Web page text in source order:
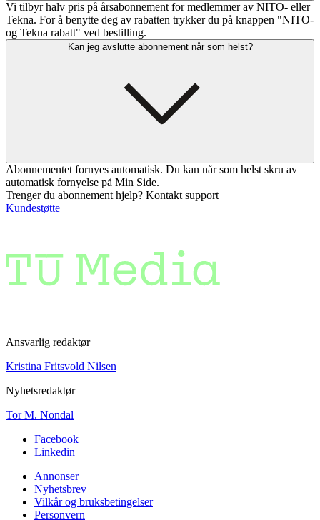
Vi tilbyr halv pris på årsabonnement for medlemmer av NITO- eller
Tekna. For å benytte deg av rabatten trykker du på knappen "NITO-
og Tekna rabatt" ved bestilling.
Kan jeg avslutte abonnement når som helst?
Abonnementet fornyes automatisk. Du kan når som helst skru av
automatisk fornyelse på Min Side.
Trenger du abonnement hjelp? Kontakt support
Kundestøtte
Ansvarlig redaktør
Kristina Fritsvold Nilsen
Nyhetsredaktør
Tor M. Nondal
Facebook
Linkedin
Annonser
Nyhetsbrev
Vilkår og bruksbetingelser
Personvern